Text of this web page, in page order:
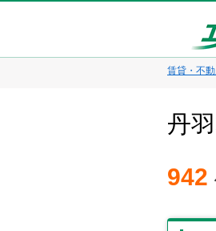
賃貸・不
丹
942